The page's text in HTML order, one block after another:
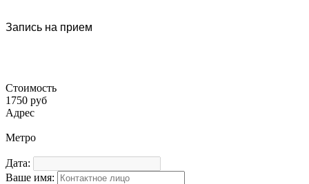
Запись на прием
Стоимость
1750 руб
Адрес
Метро
Дата:
Ваше имя: